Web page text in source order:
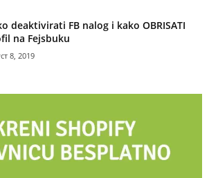
deaktivirati FB nalog i kako OBRISATI
na Fejsbuku
8, 2019